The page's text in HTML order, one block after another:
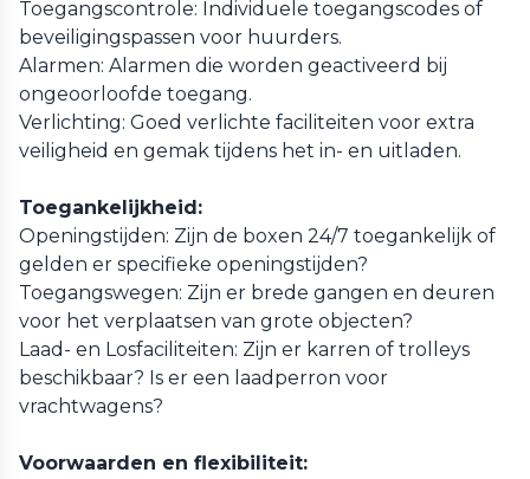
Toegangscontrole: Individuele toegangscodes of
beveiligingspassen voor huurders.
Alarmen: Alarmen die worden geactiveerd bij
ongeoorloofde toegang.
Verlichting: Goed verlichte faciliteiten voor extra
veiligheid en gemak tijdens het in- en uitladen.
Toegankelijkheid:
Openingstijden: Zijn de boxen 24/7 toegankelijk of
gelden er specifieke openingstijden?
Toegangswegen: Zijn er brede gangen en deuren
voor het verplaatsen van grote objecten?
Laad- en Losfaciliteiten: Zijn er karren of trolleys
beschikbaar? Is er een laadperron voor
vrachtwagens?
Voorwaarden en flexibiliteit: